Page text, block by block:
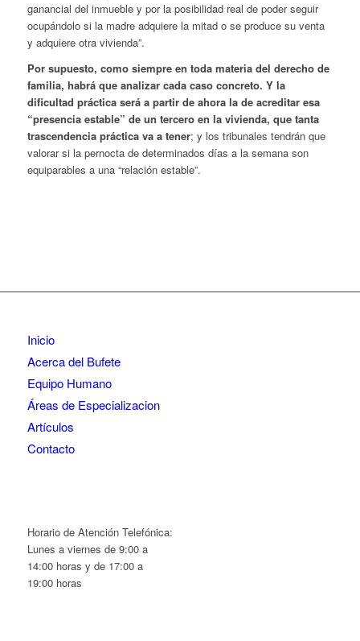
ganancial del inmueble y por la posibilidad real de poder seguir
ocupándolo si la madre adquiere la mitad o se produce su venta
y adquiere otra vivienda”.
Por supuesto, como siempre en toda materia del derecho de
familia, habrá que analizar cada caso concreto. Y la
dificultad práctica será a partir de ahora la de acreditar esa
“presencia estable” de un tercero en la vivienda, que tanta
trascendencia práctica va a tener; y los tribunales tendrán que
valorar si la pernocta de determinados días a la semana son
equiparables a una “relación estable”.
Inicio
Acerca del Bufete
Equipo Humano
Áreas de Especializacion
Artículos
Contacto
Horario de Atención Telefónica:
Lunes a viernes de 9:00 a
14:00 horas y de 17:00 a
19:00 horas